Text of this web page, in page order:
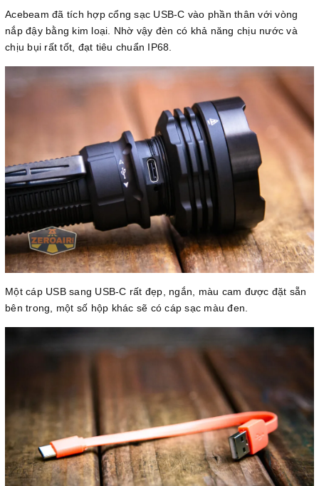
Acebeam đã tích hợp cổng sạc USB-C vào phần thân với vòng
nắp đậy bằng kim loại. Nhờ vậy đèn có khả năng chịu nước và
chịu bụi rất tốt, đạt tiêu chuẩn IP68.
Một cáp USB sang USB-C rất đẹp, ngắn, màu cam được đặt sẵn
bên trong, một số hộp khác sẽ có cáp sạc màu đen.